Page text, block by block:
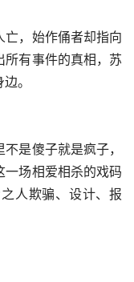
亡，始作俑者却指向
所有事件的真相，苏
。
是傻子就是疯子，
一场相爱相杀的戏码
人欺骗、设计、报